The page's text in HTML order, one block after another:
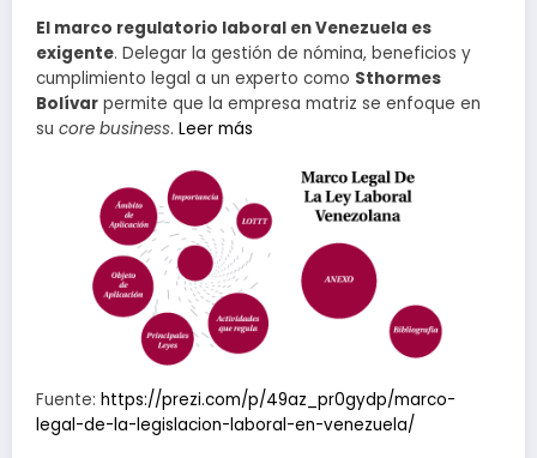
El marco regulatorio laboral en Venezuela es
exigente. Delegar la gestión de nómina, beneficios y
cumplimiento legal a un experto como Sthormes
Bolívar permite que la empresa matriz se enfoque en
su core business. Leer más
Fuente: https://prezi.com/p/49az_pr0gydp/marco-
legal-de-la-legislacion-laboral-en-venezuela/